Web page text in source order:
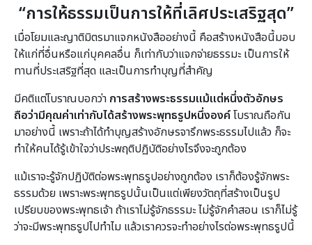
“การให้ธรรมเป็นการให้ที่เลิศประเสริฐสุด”
เมื่อโยมและญาติมิตรมาแจกหนังสืออย่างนี้ คือสร้างหนังสือนี้มอบ
ให้แก่ที่อื่นหรือแก่บุคคลอื่น ก็เท่ากับว่าแจกจ่ายธรรมะ เป็นการให้
ทานที่ประเสริฐที่สุด และเป็นการทำบุญที่สำคัญ
มีคติแต่โบราณบอกว่า การสร้างพระธรรมแม้แต่หนึ่งตัวอักษร
ถือว่ามีคุณค่าเท่ากับได้สร้างพระพุทธรูปหนึ่งองค์โบราณถือกัน
มาอย่างนี้ เพราะถ้าได้ทำบุญสร้างอักษรจารึกพระธรรมไปแล้ว ก็จะ
ทำให้คนได้รู้เข้าใจว่าประพฤติปฏิบัติอย่างไรจึงจะถูกต้อง
แม้เราจะรู้จักปฏิบัติต่อพระพุทธรูปอย่างถูกต้อง เราก็ต้องรู้จักพระ
ธรรมด้วย เพราะพระพุทธรูปนั้นเป็นแต่เพียงวัตถุที่สร้างเป็นรูป
เปรียบของพระพุทธเจ้า ถ้าเราไม่รู้จักธรรมะ ไม่รู้จักคำสอน เราก็ไม่รู้
ว่าจะมีพระพุทธรูปไปทำไม แล้วเราควรจะทำอย่างไรต่อพระพุทธรูปนี้